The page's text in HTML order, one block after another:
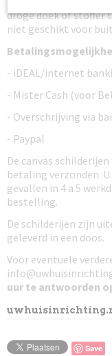
droge doek of stoffer
niet geschikt voor
- iDEAL/internet
- Mister Cash (voor
- Overschrijving via
- Paypal
De canvas
betaling verzonden.
gevallen in 4 a 5
bestelling.
De schilderijen zijn
geleverd in een doos.
Voor eventuele
uur te antwoorden
Save